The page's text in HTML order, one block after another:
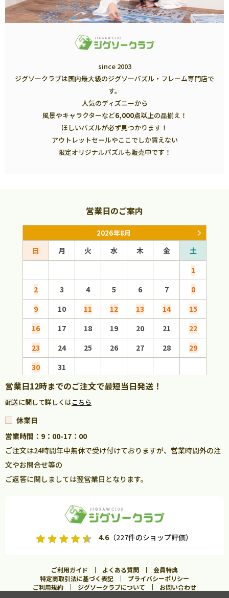
since 2003
ジグソークラブは国内最大級のジグソーパズル・フレーム専門店で
す。
人気のディズニーから
風景やキャラクターなど6,000点以上の品揃え！
ほしいパズルが必ず見つかります！
アウトレットセールやここでしか買えない
限定オリジナルパズルも販売中です！
営業日のご案内
2026年8月
日 月 火 水 木 金
土
1
2
3 4 5 6 7
8
9
10 11 12 13 14
15
16
17 18 19 20 21
22
23
24 25 26 27 28
29
30
31
営業日12時までのご注文で最短当日発送！
配送に関して詳しくはこちら
休業日
営業時間：9：00-17：00
ご注文は24時間年中無休で受け付けておりますが、営業時間外の注
文やお問合せ等の
ご返答に関しましては翌営業日となります。
4.6（227件のショップ評価）
ご利用ガイド よくある質問
会員特典
特定商取引法に基づく表記
プライバシーポリシー
ご利用規約
ジグソークラブについて お問い合わせ